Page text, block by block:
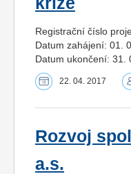
Registrační číslo
Datum zahájení: 01.
Datum ukončení: 31.
22. 04. 2017
Rozvoj
a.s.